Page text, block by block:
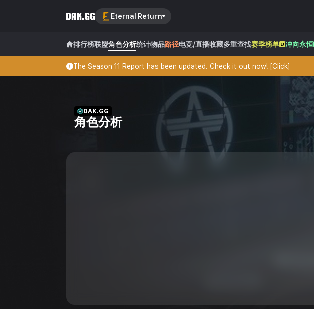
Eternal Return
排行榜联盟角色分析统计物品路径电竞/直播收藏多重查找赛季榜单 冲向永恒
The Season 11 Report has been updated. Check it out now! [Click]
DAK.GG
角色分析